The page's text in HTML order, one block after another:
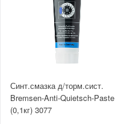
Синт.смазка д/торм.сист.
Bremsen-Anti-Quietsch-Paste
(0,1кг) 3077